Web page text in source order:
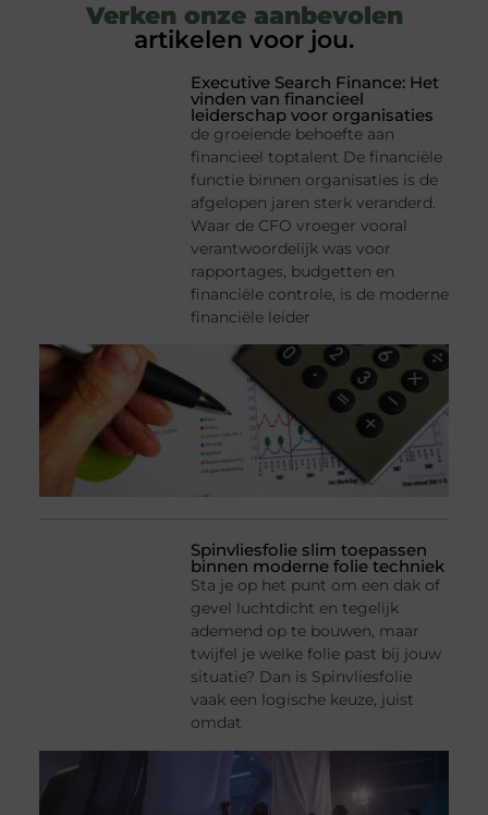
Verken onze aanbevolen
artikelen voor jou.
Executive Search Finance: Het
vinden van financieel
leiderschap voor organisaties
de groeiende behoefte aan
financieel toptalent De financiële
functie binnen organisaties is de
afgelopen jaren sterk veranderd.
Waar de CFO vroeger vooral
verantwoordelijk was voor
rapportages, budgetten en
financiële controle, is de moderne
financiële leider
Spinvliesfolie slim toepassen
binnen moderne folie techniek
Sta je op het punt om een dak of
gevel luchtdicht en tegelijk
ademend op te bouwen, maar
twijfel je welke folie past bij jouw
situatie? Dan is Spinvliesfolie
vaak een logische keuze, juist
omdat